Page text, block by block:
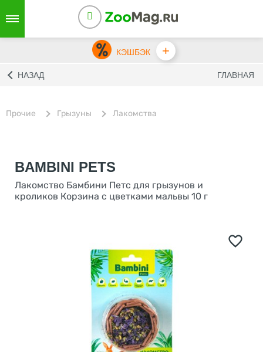
КЭШБЭК +
НАЗАД ГЛАВНАЯ
Прочие Грызуны Лакомства
BAMBINI PETS
Лакомство Бамбини Петс для грызунов и
кроликов Корзина с цветками мальвы 10 г